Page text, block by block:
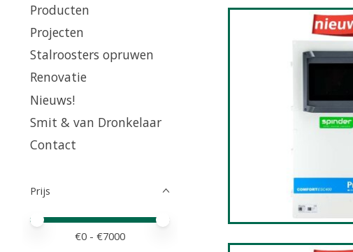
Producten
Projecten
Stalroosters opruwen
Renovatie
Nieuws!
Smit & van Dronkelaar
Contact
Prijs
Minimale prijswaarde
Price maximum value
€0 - €7000